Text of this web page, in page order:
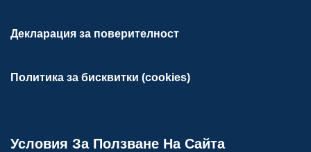
Декларация за поверителност
Политика за бисквитки (cookies)
Условия За Ползване На Сайта